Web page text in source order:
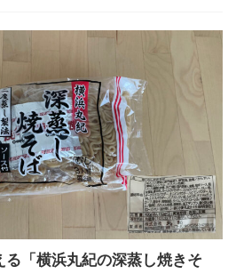
る「横浜丸紀の深蒸し焼きそ